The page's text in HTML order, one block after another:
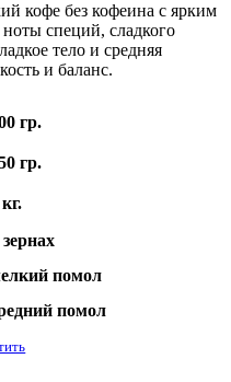
кофе без кофеина с ярким
специй, сладкого
тело и средняя
и баланс.
гр.
гр.
помол
помол